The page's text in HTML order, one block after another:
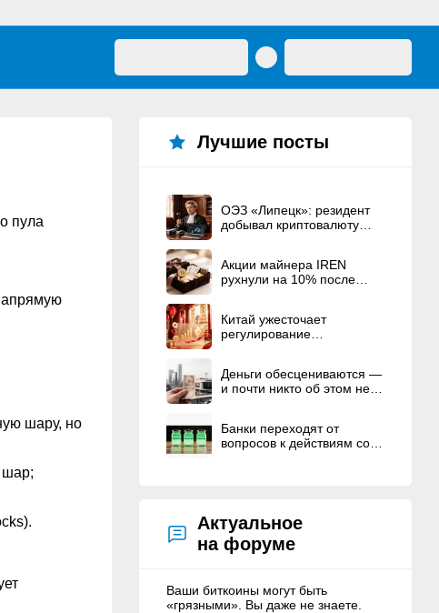
пула
шару, но
шар;
Лучшие посты
ОЭЗ «Липецк»: резидент
добывал криптовалюту
Акции майнера IREN
рухнули на 10% после
основателям
Китай ужесточает
регулирование
Деньги обесцениваются —
и почти никто об этом не
Банки переходят от
вопросов к действиям со
Актуальное
на форуме
Ваши биткоины могут быть
«грязными». Вы даже не знаете.